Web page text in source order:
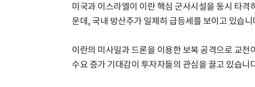
미국과 이스라엘이 이란 핵심 군사시설을 동시 타격
운데, 국내 방산주가 일제히 급등세를 보이고 있습니
이란의 미사일과 드론을 이용한 보복 공격으로 교전
수요 증가 기대감이 투자자들의 관심을 끌고 있습니